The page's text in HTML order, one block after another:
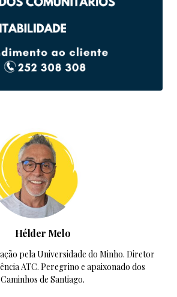
Hélder Melo
pela Universidade do Minho. Diretor
ATC. Peregrino e apaixonado dos
Caminhos de Santiago.